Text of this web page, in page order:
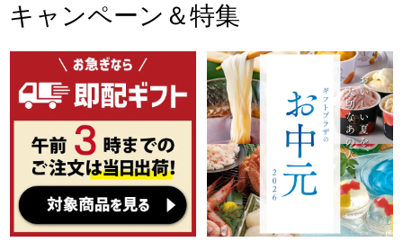
キャンペーン＆特集